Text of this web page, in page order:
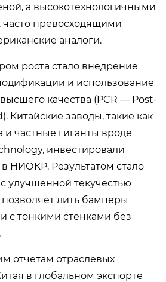
а высокотехнологичными
часто превосходящими
аналоги.
роста стало внедрение
и использование
качества (PCR — Post-
Китайские заводы, такие как
и частные гиганты вроде
инвестировали
НИОКР. Результатом стало
улучшенной текучестью
позволяет лить бамперы
с тонкими стенками без
отчетам отраслевых
в глобальном экспорте